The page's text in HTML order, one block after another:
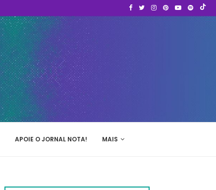
APOIE O JORNAL NOTA! MAIS